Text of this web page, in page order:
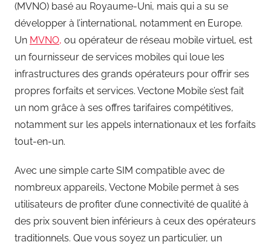
(MVNO) basé au Royaume-Uni, mais qui a su se
développer à l’international, notamment en Europe.
Un MVNO, ou opérateur de réseau mobile virtuel, est
un fournisseur de services mobiles qui loue les
infrastructures des grands opérateurs pour offrir ses
propres forfaits et services. Vectone Mobile s’est fait
un nom grâce à ses offres tarifaires compétitives,
notamment sur les appels internationaux et les forfaits
tout-en-un.
Avec une simple carte SIM compatible avec de
nombreux appareils, Vectone Mobile permet à ses
utilisateurs de profiter d’une connectivité de qualité à
des prix souvent bien inférieurs à ceux des opérateurs
traditionnels. Que vous soyez un particulier, un